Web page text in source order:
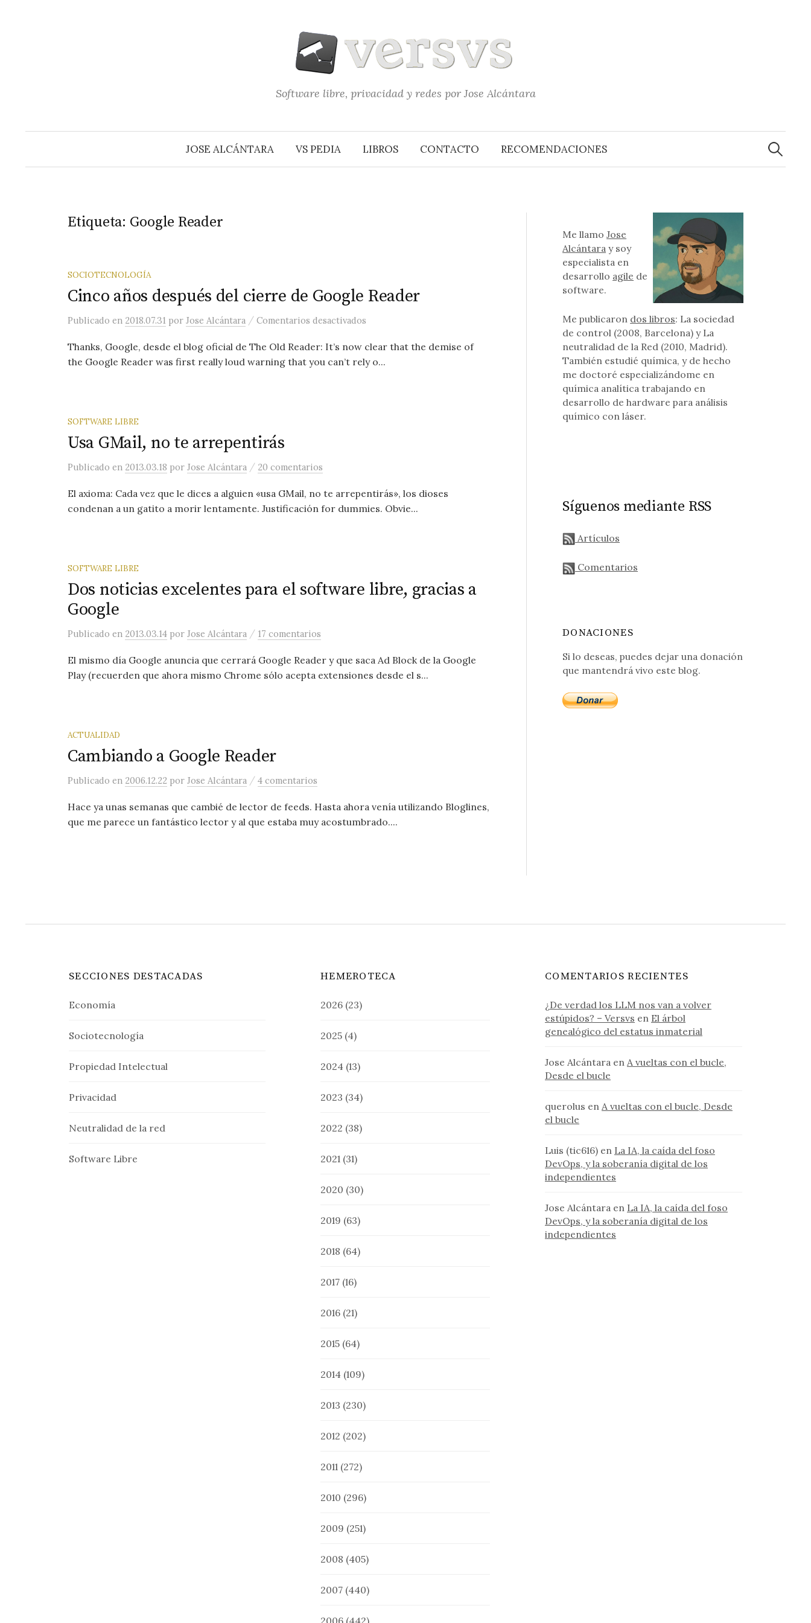
Software libre, privacidad y redes por Jose Alcántara
JOSE ALCÁNTARA VS PEDIA LIBROS CONTACTO RECOMENDACIONES
Buscar:
Etiqueta: Google Reader
SOCIOTECNOLOGÍA
Cinco años después del cierre de Google Reader
Publicado en 2018.07.31 por Jose Alcántara / Comentarios desactivados en Cinco años después del cierre de Google Reader
Thanks, Google, desde el blog oficial de The Old Reader: It’s now clear that the demise of
the Google Reader was first really loud warning that you can’t rely o...
SOFTWARE LIBRE
Usa GMail, no te arrepentirás
Publicado en 2013.03.18 por Jose Alcántara / 20 comentarios
El axioma: Cada vez que le dices a alguien «usa GMail, no te arrepentirás», los dioses
condenan a un gatito a morir lentamente. Justificación for dummies. Obvie...
SOFTWARE LIBRE
Dos noticias excelentes para el software libre, gracias a
Google
Publicado en 2013.03.14 por Jose Alcántara / 17 comentarios
El mismo día Google anuncia que cerrará Google Reader y que saca Ad Block de la Google
Play (recuerden que ahora mismo Chrome sólo acepta extensiones desde el s...
ACTUALIDAD
Cambiando a Google Reader
Publicado en 2006.12.22 por Jose Alcántara / 4 comentarios
Hace ya unas semanas que cambié de lector de feeds. Hasta ahora venía utilizando Bloglines,
que me parece un fantástico lector y al que estaba muy acostumbrado....
Me llamoJose
Alcántara y soy
especialista en
desarrollo agile de
software.
Me publicaron dos libros: La sociedad
de control (2008, Barcelona) y La
neutralidad de la Red (2010, Madrid).
También estudié química, y de hecho
me doctoré especializándome en
química analítica trabajando en
desarrollo de hardware para análisis
químico con láser.
Síguenos mediante RSS
Artículos
Comentarios
DONACIONES
Si lo deseas, puedes dejar una donación
que mantendrá vivo este blog.
SECCIONES DESTACADAS
Economía
Sociotecnología
Propiedad Intelectual
Privacidad
Neutralidad de la red
Software Libre
HEMEROTECA
2026 (23)
2025 (4)
2024 (13)
2023 (34)
2022 (38)
2021 (31)
2020 (30)
2019 (63)
2018 (64)
2017 (16)
2016 (21)
2015 (64)
2014 (109)
2013 (230)
2012 (202)
2011 (272)
2010 (296)
2009 (251)
2008 (405)
2007 (440)
2006 (442)
COMENTARIOS RECIENTES
¿De verdad los LLM nos van a volver
estúpidos? – Versvs en El árbol
genealógico del estatus inmaterial
Jose Alcántara en A vueltas con el bucle,
Desde el bucle
querolus en A vueltas con el bucle, Desde
el bucle
Luis (tic616) en La IA, la caída del foso
DevOps, y la soberanía digital de los
independientes
Jose Alcántara en La IA, la caída del foso
DevOps, y la soberanía digital de los
independientes